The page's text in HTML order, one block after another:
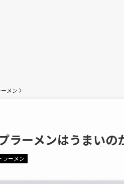
メン
ラーメンはうまいの
ラーメン